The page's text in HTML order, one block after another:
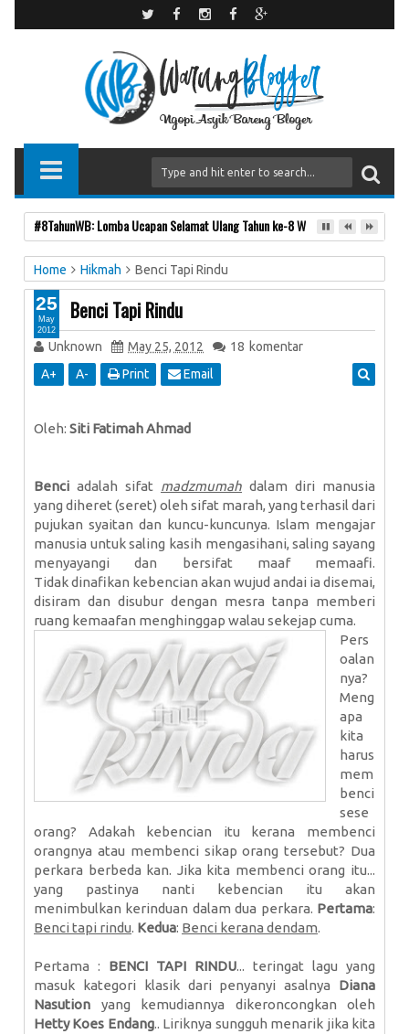
#8TahunWB: Lomba Ucapan Selamat Ulang Tahun ke-8 Warung Blogger
Home Hikmah Benci Tapi Rindu
Benci Tapi Rindu
Unknown May 25, 2012 18 komentar
A+ A- Print Email
Oleh: Siti Fatimah Ahmad
Benci adalah sifat madzmumah dalam diri manusia
yang diheret (seret) oleh sifat marah, yang terhasil dari
pujukan syaitan dan kuncu-kuncunya. Islam mengajar
manusia untuk saling kasih mengasihani, saling sayang
menyayangi dan bersifat maaf memaafi.
Tidak dinafikan kebencian akan wujud andai ia disemai,
disiram dan disubur dengan mesra tanpa memberi
ruang kemaafan menghinggap walau sekejap cuma.
Pers
oalan
nya?
Meng
apa
kita
harus
mem
benci
sese
orang? Adakah kebencian itu kerana membenci
orangnya atau membenci sikap orang tersebut? Dua
perkara berbeda kan. Jika kita membenci orang itu...
yang pastinya nanti kebencian itu akan
menimbulkan kerinduan dalam dua perkara. Pertama:
Benci tapi rindu. Kedua: Benci kerana dendam.
Pertama : BENCI TAPI RINDU... teringat lagu yang
masuk kategori klasik dari penyanyi asalnya Diana
Nasution yang kemudiannya dikeroncongkan oleh
Hetty Koes Endang.. Liriknya sungguh menarik jika kita
25
May
2012